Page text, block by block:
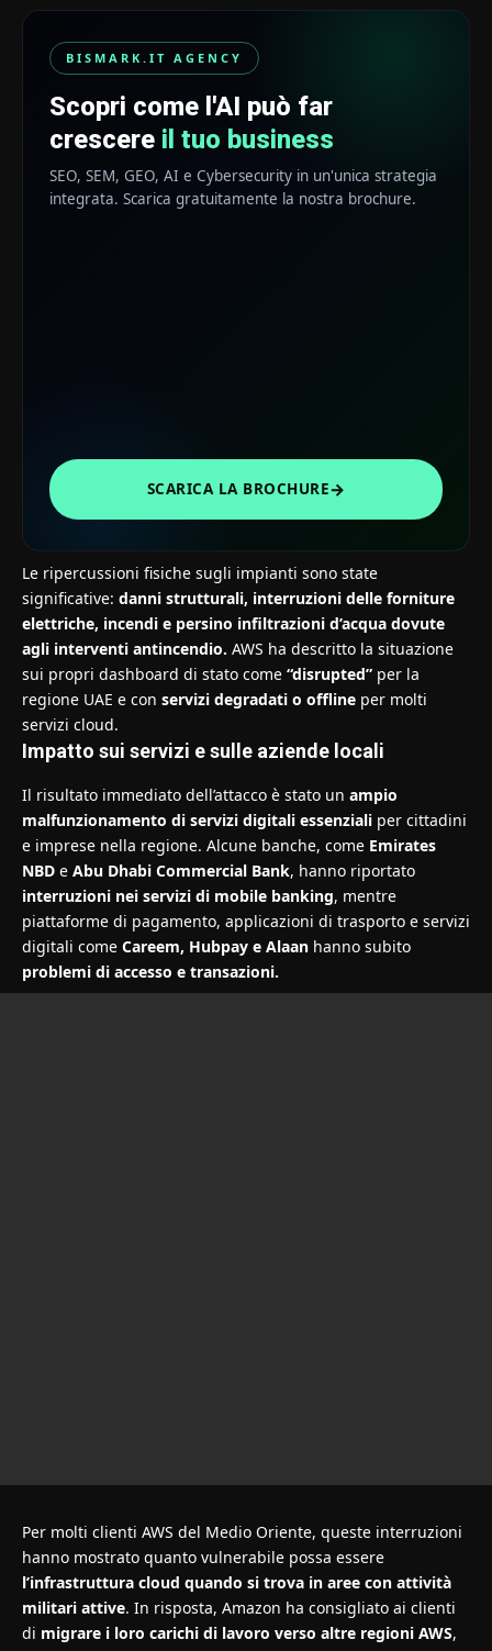
BISMARK.IT AGENCY
Scopri come l'AI può far
crescere il tuo business
SEO, SEM, GEO, AI e Cybersecurity in un'unica strategia
integrata. Scarica gratuitamente la nostra brochure.
SCARICA LA BROCHURE→
Le ripercussioni fisiche sugli impianti sono state
significative: danni strutturali, interruzioni delle forniture
elettriche, incendi e persino infiltrazioni d’acqua dovute
agli interventi antincendio. AWS ha descritto la situazione
sui propri dashboard di stato come “disrupted” per la
regione UAE e con servizi degradati o offline per molti
servizi cloud.
Impatto sui servizi e sulle aziende locali
Il risultato immediato dell’attacco è stato un ampio
malfunzionamento di servizi digitali essenziali per cittadini
e imprese nella regione. Alcune banche, come Emirates
NBD e Abu Dhabi Commercial Bank, hanno riportato
interruzioni nei servizi di mobile banking, mentre
piattaforme di pagamento, applicazioni di trasporto e servizi
digitali come Careem, Hubpay e Alaan hanno subito
problemi di accesso e transazioni.
Per molti clienti AWS del Medio Oriente, queste interruzioni
hanno mostrato quanto vulnerabile possa essere
l’infrastruttura cloud quando si trova in aree con attività
militari attive. In risposta, Amazon ha consigliato ai clienti
di migrare i loro carichi di lavoro verso altre regioni AWS,